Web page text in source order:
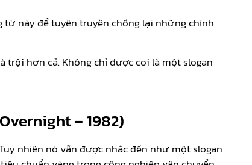
từ này để tuyên truyền chống lại những chính
trội hơn cả. Không chỉ được coi là một slogan
– 1982)
nhiên nó vẫn được nhắc đến như một slogan